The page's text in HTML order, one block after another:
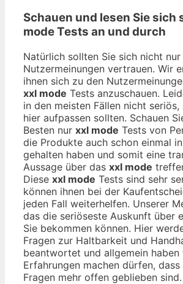
Schauen und lesen Sie sich
modeTests an und durch
Natürlich sollten Sie sich nicht
Nutzermeinungen vertrauen. Wir
ihnen sich zu den
xxl mode Tests anzuschauen.
in den meisten Fällen nicht seriös,
hier aufpassen sollten. Schauen
Besten nur xxl mode Tests von
die Produkte auch schon einmal
gehalten haben und somit eine
Aussage über das xxl mode
Diese xxl mode Tests sind sehr
können ihnen bei der
jeden Fall weiterhelfen. Unserer
das die seriöseste Auskunft über
Sie bekommen können. Hier
Fragen zur Haltbarkeit und
beantwortet und allgemein haben
Erfahrungen machen dürfen,
Fragen mehr offen geblieben sind.